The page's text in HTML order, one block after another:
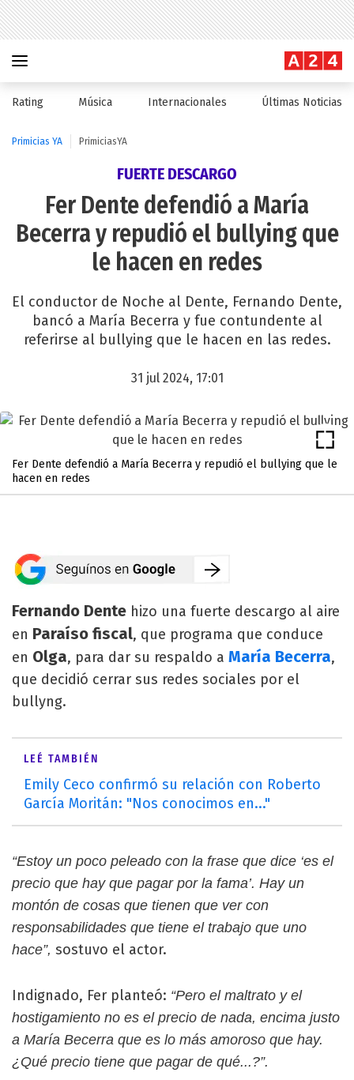
Rating Música Internacionales Últimas Noticias
Primicias YA PrimiciasYA
FUERTE DESCARGO
Fer Dente defendió a María
Becerra y repudió el bullying que
le hacen en redes
El conductor de Noche al Dente, Fernando Dente,
bancó a María Becerra y fue contundente al
referirse al bullying que le hacen en las redes.
31 jul 2024, 17:01
Fer Dente defendió a María Becerra y repudió el bullying que le
hacen en redes
Fernando Dente hizo una fuerte descargo al aire
en Paraíso fiscal, que programa que conduce
en Olga, para dar su respaldo a María Becerra,
que decidió cerrar sus redes sociales por el
bullyng.
LEÉ TAMBIÉN
Emily Ceco confirmó su relación con Roberto
García Moritán: "Nos conocimos en..."
“Estoy un poco peleado con la frase que dice ‘es el
precio que hay que pagar por la fama’. Hay un
montón de cosas que tienen que ver con
responsabilidades que tiene el trabajo que uno
hace”, sostuvo el actor.
Indignado, Fer planteó: “Pero el maltrato y el
hostigamiento no es el precio de nada, encima justo
a María Becerra que es lo más amoroso que hay.
¿Qué precio tiene que pagar de qué...?”.